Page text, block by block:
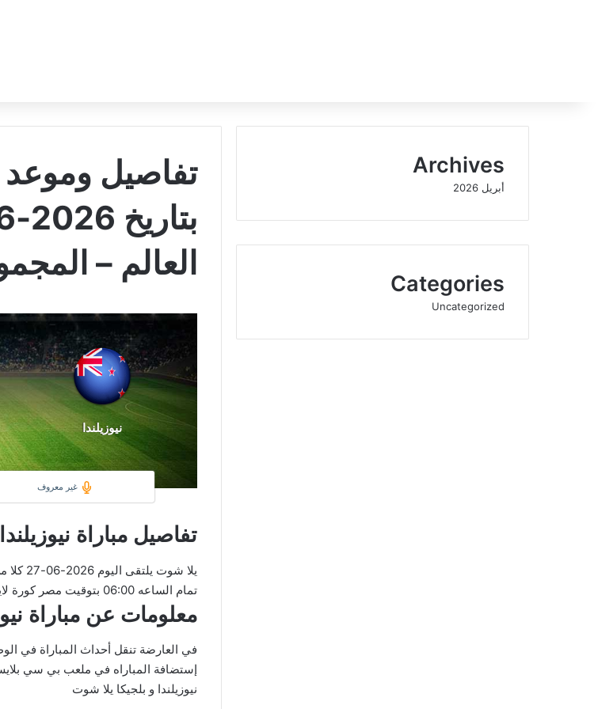
تفاصيل وموعد
العالم –
نيوزيلندا
غير معروف
تفاصيل مباراة
يلا
تمام الساعه 06:00 بتوقيت مصر كورة لايف
معلومات عن مباراة نيوزيلندا و
إستضافة المباراه في ملعب بي سي
نيوزيلندا و بلجيكا يلا شوت
Archives
أبريل 2026
Categories
Uncategorized